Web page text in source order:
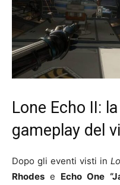
Lone Echo II:
gameplay del
Dopo gli eventi visti in
Rhodes e Echo One